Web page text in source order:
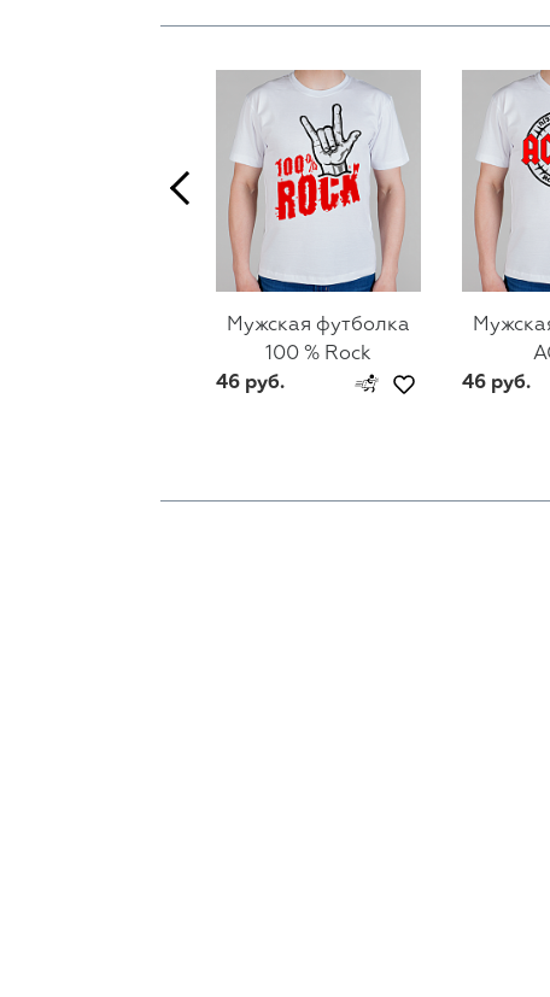
Мужская футболка
100 % Rock
46 руб.
46 руб.